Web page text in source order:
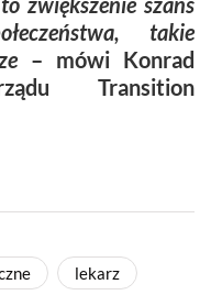
takie
– mówi Konrad
Transition
lekarz